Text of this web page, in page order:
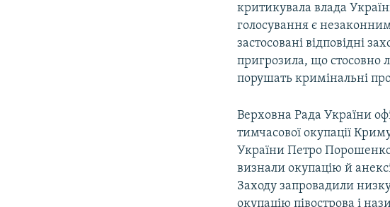
критикувала влада
голосування є
застосовані відповідні
пригрозила, що стосовно
порушать кримінальні
Верховна Рада України
тимчасової окупації
України Петро Порошенко
визнали окупацію й
Заходу запровадили
окупацію півострова і